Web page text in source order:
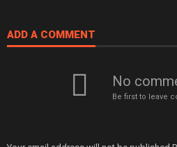
ADD A COMMENT
No
Be first to leave